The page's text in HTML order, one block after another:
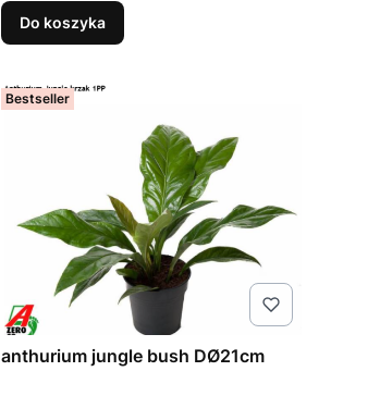
Do koszyka
Bestseller
anthurium jungle bush DØ21cm